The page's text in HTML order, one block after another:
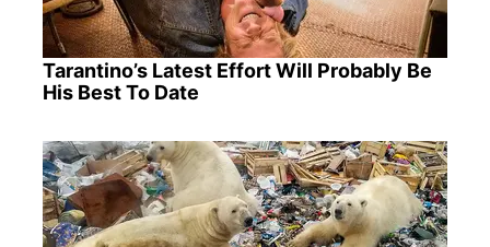
Tarantino’s Latest Effort Will Probably Be
His Best To Date